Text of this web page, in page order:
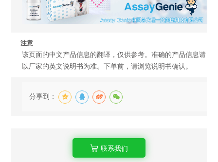
注意
该页面的中文产品信息的翻译，仅供参考。准确的产品信息请
以厂家的英文说明书为准。下单前，请浏览说明书确认。
分享到：
联系我们